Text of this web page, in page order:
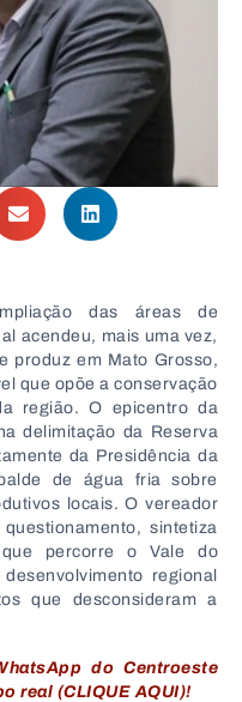
das áreas de
acendeu, mais uma vez,
produz em Mato Grosso,
que opõe a conservação
região. O epicentro da
delimitação da Reserva
da Presidência da
de água fria sobre
locais. O vereador
sintetiza
percorre o Vale do
regional
que desconsideram a
do Centroeste
real (CLIQUE AQUI)!